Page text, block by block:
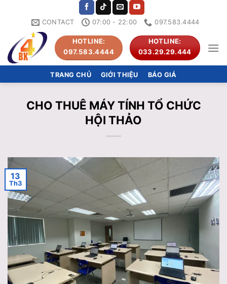
CONTACT 07:00 - 22:00 097.583.4444
HOTLINE:
097.583.4444
HOTLINE:
033.29.29.444
TRANG CHỦ GIỚI THIỆU BÁO GIÁ
CHO THUÊ MÁY TÍNH TỔ CHỨC
HỘI THẢO
13
Th3